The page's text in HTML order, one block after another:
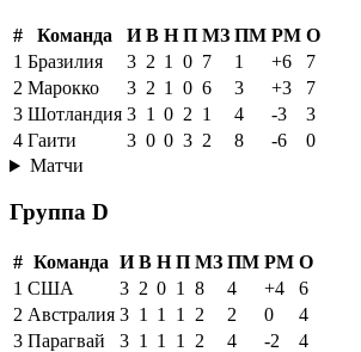
# Команда И В Н П МЗ ПМ РМ О
1 Бразилия 3 2 1 0 7 1 +6
7
2 Марокко 3 2 1 0 6 3 +3
7
3 Шотландия 3 1 0 2 1 4 -3
3
4 Гаити 3 0 0 3 2 8 -6
0
Матчи
Группа D
# Команда И В Н П МЗ ПМ РМ О
1 США 3 2 0 1 8 4 +4
6
2 Австралия 3 1 1 1 2 2 0
4
3 Парагвай 3 1 1 1 2 4 -2
4